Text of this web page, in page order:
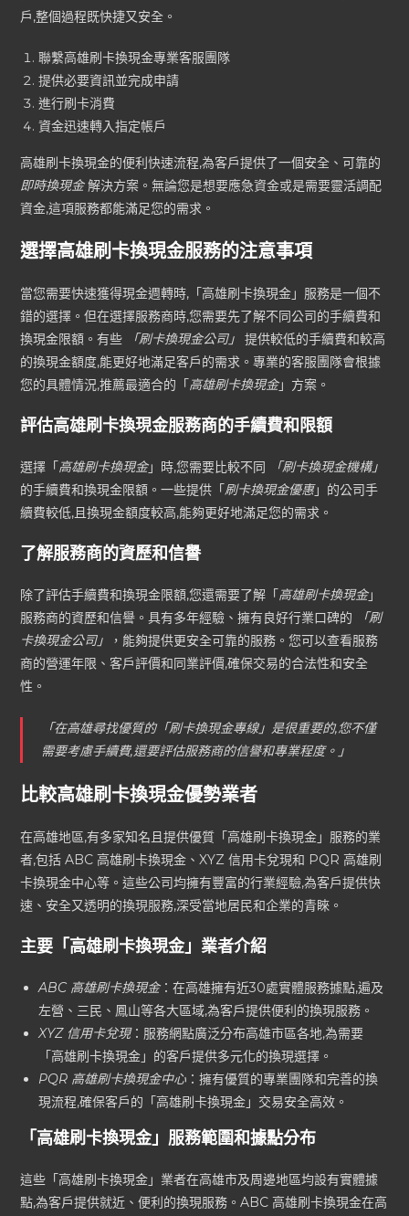
戶,整個過程既快捷又安全。
聯繫高雄刷卡換現金專業客服團隊
提供必要資訊並完成申請
進行刷卡消費
資金迅速轉入指定帳戶
高雄刷卡換現金的便利快速流程,為客戶提供了一個安全、可靠的
即時換現金解決方案。無論您是想要應急資金或是需要靈活調配
資金,這項服務都能滿足您的需求。
選擇高雄刷卡換現金服務的注意事項
當您需要快速獲得現金週轉時,「高雄刷卡換現金」服務是一個不
錯的選擇。但在選擇服務商時,您需要先了解不同公司的手續費和
換現金限額。有些
「刷卡換現金公司」
提供較低的手續費和較高
的換現金額度,能更好地滿足客戶的需求。專業的客服團隊會根據
您的具體情況,推薦最適合的「 高雄刷卡換現金」方案。
評估高雄刷卡換現金服務商的手續費和限額
選擇「 高雄刷卡換現金」時,您需要比較不同
「刷卡換現金機構」
的手續費和換現金限額。一些提供「刷卡換現金優惠」的公司手
續費較低,且換現金額度較高,能夠更好地滿足您的需求。
了解服務商的資歷和信譽
除了評估手續費和換現金限額,您還需要了解「 高雄刷卡換現金」
服務商的資歷和信譽。具有多年經驗、擁有良好行業口碑的
「刷
卡換現金公司」
，能夠提供更安全可靠的服務。您可以查看服務
商的營運年限、客戶評價和同業評價,確保交易的合法性和安全
性。
「在高雄尋找優質的「刷卡換現金專線」是很重要的,您不僅
需要考慮手續費,還要評估服務商的信譽和專業程度。」
比較高雄刷卡換現金優勢業者
在高雄地區,有多家知名且提供優質「高雄刷卡換現金」服務的業
者,包括 ABC 高雄刷卡換現金、XYZ 信用卡兌現和 PQR 高雄刷
卡換現金中心等。這些公司均擁有豐富的行業經驗,為客戶提供快
速、安全又透明的換現服務,深受當地居民和企業的青睞。
主要「高雄刷卡換現金」業者介紹
ABC 高雄刷卡換現金：在高雄擁有近30處實體服務據點,遍及
左營、三民、鳳山等各大區域,為客戶提供便利的換現服務。
XYZ 信用卡兌現：服務網點廣泛分布高雄市區各地,為需要
「高雄刷卡換現金」的客戶提供多元化的換現選擇。
PQR 高雄刷卡換現金中心 ：擁有優質的專業團隊和完善的換
現流程,確保客戶的「高雄刷卡換現金」交易安全高效。
「高雄刷卡換現金」服務範圍和據點分布
這些「高雄刷卡換現金」業者在高雄市及周邊地區均設有實體據
點,為客戶提供就近、便利的換現服務。ABC 高雄刷卡換現金在高